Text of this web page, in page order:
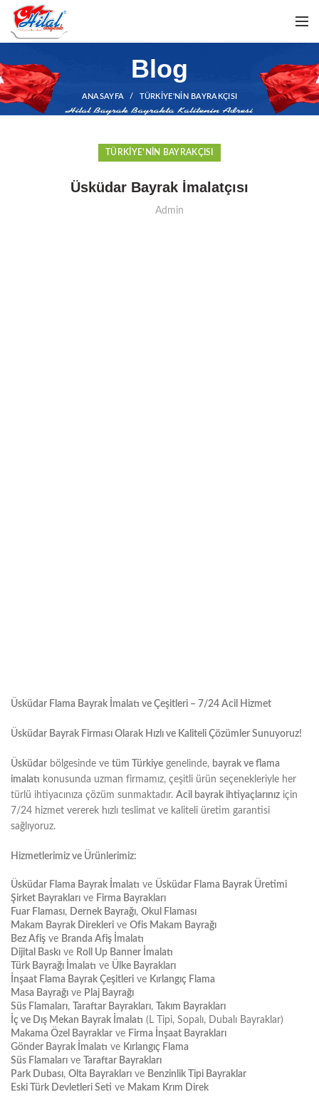
Blog
ANASAYFA TÜRKIYE'NIN BAYRAKÇISI
TÜRKIYE'NIN BAYRAKÇISI
Üsküdar Bayrak İmalatçısı
Admin
Üsküdar Flama Bayrak İmalatı ve Çeşitleri – 7/24 Acil Hizmet
Üsküdar Bayrak Firması Olarak Hızlı ve Kaliteli Çözümler Sunuyoruz!
Üsküdar bölgesinde ve tüm Türkiye genelinde, bayrak ve flama
imalatı konusunda uzman firmamız, çeşitli ürün seçenekleriyle her
türlü ihtiyacınıza çözüm sunmaktadır. Acil bayrak ihtiyaçlarınız için
7/24 hizmet vererek hızlı teslimat ve kaliteli üretim garantisi
sağlıyoruz.
Hizmetlerimiz ve Ürünlerimiz:
Üsküdar Flama Bayrak İmalatı ve Üsküdar Flama Bayrak Üretimi
Şirket Bayrakları ve Firma Bayrakları
Fuar Flaması, Dernek Bayrağı, Okul Flaması
Makam Bayrak Direkleri ve Ofis Makam Bayrağı
Bez Afiş ve Branda Afiş İmalatı
Dijital Baskı ve Roll Up Banner İmalatı
Türk Bayrağı İmalatı ve Ülke Bayrakları
İnşaat Flama Bayrak Çeşitleri ve Kırlangıç Flama
Masa Bayrağı ve Plaj Bayrağı
Süs Flamaları, Taraftar Bayrakları,
Takım Bayrakları
İç ve Dış Mekan Bayrak İmalatı (L Tipi, Sopalı, Dubalı Bayraklar)
Makama Özel Bayraklar ve Firma İnşaat Bayrakları
Gönder Bayrak İmalatı ve Kırlangıç Flama
Süs Flamaları ve
Taraftar Bayrakları
Park Dubası, Olta Bayrakları ve Benzinlik Tipi Bayraklar
Eski Türk Devletleri Seti ve Makam Krım Direk